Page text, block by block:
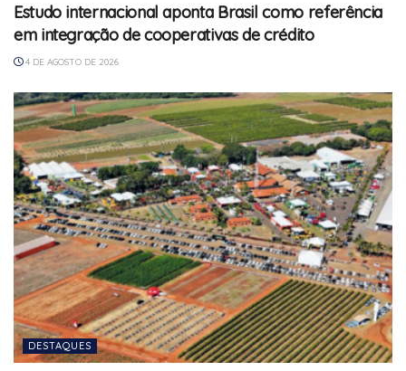
Estudo internacional aponta Brasil como referência
em integração de cooperativas de crédito
4 DE AGOSTO DE 2026
DESTAQUES